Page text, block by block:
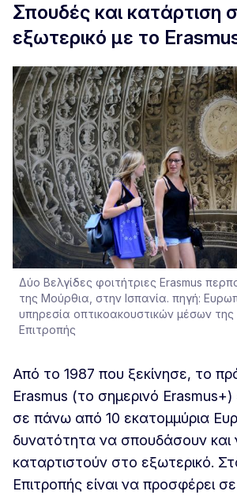
Σπουδές και κατάρτιση
εξωτερικό με το
Από το 1987 που ξεκίνησε, το
Erasmus (το σημερινό Erasmus+)
σε πάνω από 10 εκατομμύρια
δυνατότητα να σπουδάσουν και
καταρτιστούν στο εξωτερικό.
Επιτροπής είναι να προσφέρει
Δύο Βελγίδες φοιτήτριες Erasmus
της Μούρθια, στην Ισπανία. πηγή:
υπηρεσία οπτικοακουστικών μέσων
Επιτροπής